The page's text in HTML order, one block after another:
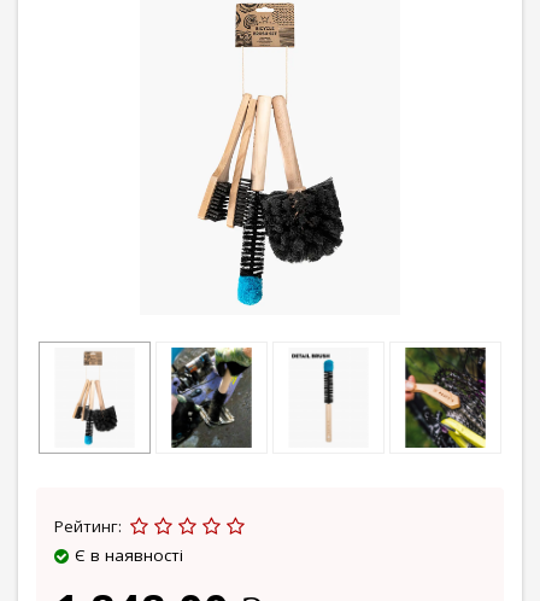
Є в наявності
Рейтинг: